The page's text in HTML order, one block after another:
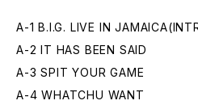
A-1 B.I.G. LIVE IN
A-2 IT HAS BEEN SAID
A-3 SPIT YOUR GAME
A-4 WHATCHU WANT